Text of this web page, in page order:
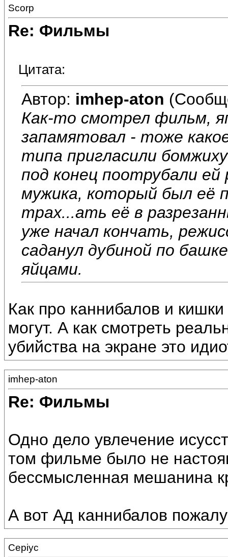
Scorp
Re: Фильмы
Цитата:
Автор: imhep-aton
Как-то смотрел фильм,
запамятовал - тоже
типа пригласили
под конец поотрубали
мужика, который был её
трах...ать её в
уже начал кончать,
саданул дубиной по
яйцами.
Как про каннибалов и
могут. А как смотреть
убийства на экране это
imhep-aton
Re: Фильмы
Одно дело увлечение
том фильме было не
бессмысленная мешанина
А вот Ад каннибалов
Cepiyc